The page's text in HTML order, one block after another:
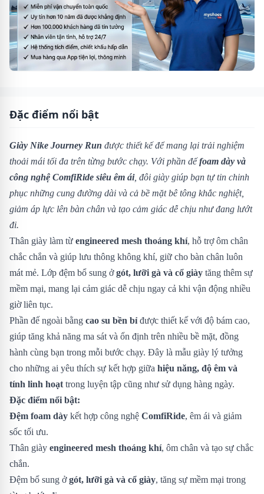
Đặc điểm nổi bật
Giày Nike Journey Run được thiết kế để mang lại trải nghiệm
thoải mái tối đa trên từng bước chạy. Với phần đếfoam dày và
công nghệ ComfiRide siêu êm ái, đôi giày giúp bạn tự tin chinh
phục những cung đường dài và cả bề mặt bê tông khắc nghiệt,
giảm áp lực lên bàn chân và tạo cảm giác dễ chịu như đang lướt
đi.
Thân giày làm từ engineered mesh thoáng khí, hỗ trợ ôm chân
chắc chắn và giúp lưu thông không khí, giữ cho bàn chân luôn
mát mẻ. Lớp đệm bổ sung ởgót, lưỡi gà và cổ giày tăng thêm sự
mềm mại, mang lại cảm giác dễ chịu ngay cả khi vận động nhiều
giờ liên tục.
Phần đế ngoài bằng cao su bền bỉ được thiết kế với độ bám cao,
giúp tăng khả năng ma sát và ổn định trên nhiều bề mặt, đồng
hành cùng bạn trong mỗi bước chạy. Đây là mẫu giày lý tưởng
cho những ai yêu thích sự kết hợp giữa hiệu năng, độ êm và
tính linh hoạt trong luyện tập cũng như sử dụng hàng ngày.
Đặc điểm nổi bật:
Đệm foam dày kết hợp công nghệ ComfiRide, êm ái và giảm
sốc tối ưu.
Thân giày engineered mesh thoáng khí, ôm chân và tạo sự chắc
chắn.
Đệm bổ sung ởgót, lưỡi gà và cổ giày, tăng sự mềm mại trong